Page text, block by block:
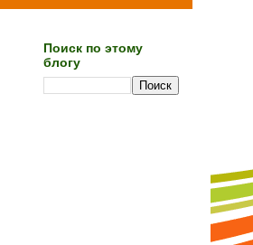
Поиск по этому
блогу